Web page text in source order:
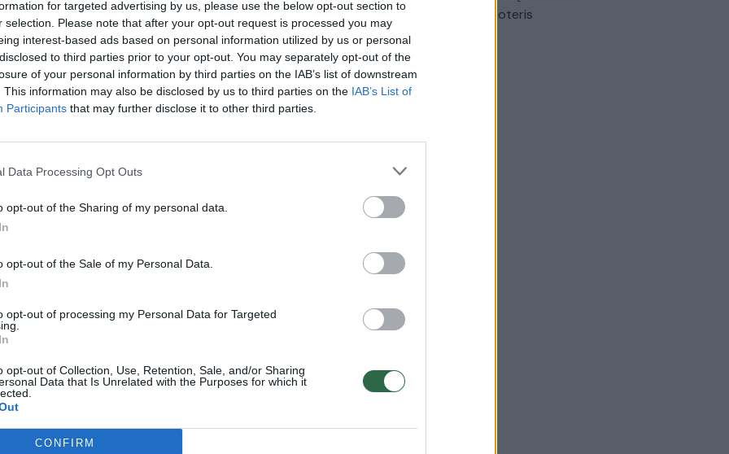
for targeted advertising by us, please use the below opt-out section to
selection. Please note that after your opt-out request is processed you may
interest-based ads based on personal information utilized by us or personal
to third parties prior to your opt-out. You may separately opt-out of the
of your personal information by third parties on the IAB’s list of downstream
This information may also be disclosed by us to third parties on the IAB’s List of
Participants that may further disclose it to other third parties.
Data Processing Opt Outs
opt-out of the Sharing of my personal data.
opt-out of the Sale of my Personal Data.
opt-out of processing my Personal Data for Targeted
opt-out of Collection, Use, Retention, Sale, and/or Sharing
Data that Is Unrelated with the Purposes for which it
CONFIRM
Reporteris Žinios
liko
netoli Druskininkų vėjas vertė ištisus
Sinoptikai atsakė, kokiais orais užbaigsime
Visi įrašai
automobilis sužalojo dvi moteris
Žinios | Lietuvos diena